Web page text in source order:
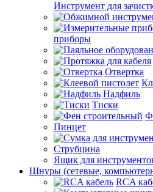
Инструмент для
приборы
Отвертка
Надфиль
Тиски
Пинцет
Струбцина
Ящик для
Шнуры (сетевые,
RCA